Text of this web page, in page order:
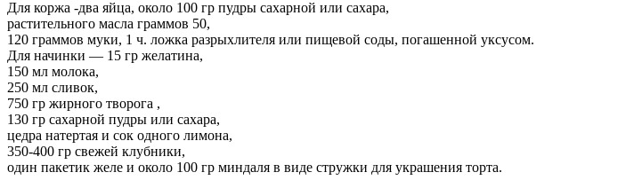
Для коржа -два яйца, около 100 гр пудры сахарной или сахара,
растительного масла граммов 50,
120 граммов муки, 1 ч. ложка разрыхлителя или пищевой соды, погашенной уксусом.
Для начинки — 15 гр желатина,
150 мл молока,
250 мл сливок,
750 гр жирного творога ,
130 гр сахарной пудры или сахара,
цедра натертая и сок одного лимона,
350-400 гр свежей клубники,
один пакетик желе и около 100 гр миндаля в виде стружки для украшения торта.